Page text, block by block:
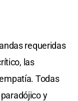
requeridas
las
Todas
y